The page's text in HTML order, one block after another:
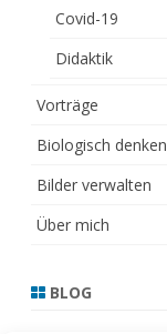
Covid-19
Didaktik
Vorträge
Biologisch denken
Bilder verwalten
Über mich
BLOG